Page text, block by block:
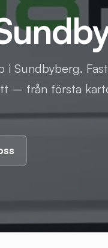
i Sundbyberg.
– från första